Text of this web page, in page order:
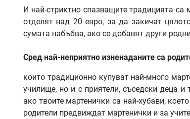
И най-стриктно спазващите традицията
отделят над 20 евро, за да закичат
сумата набъбва, ако се добавят други
Сред най-неприятно изненаданите са
които традиционно купуват най-много
училище, но и с приятели, съседски деца
ако твоите мартенички са най-хубави,
родители предвиждат мартенички и за